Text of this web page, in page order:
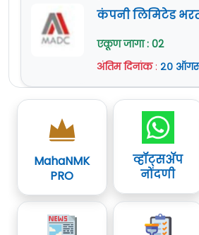
कंपनी लिमिटेड
एकूण जागा : 02
अंतिम दिनांक: २०
MahaNMK
PRO
व्हॉट्सॲप
नोंदणी